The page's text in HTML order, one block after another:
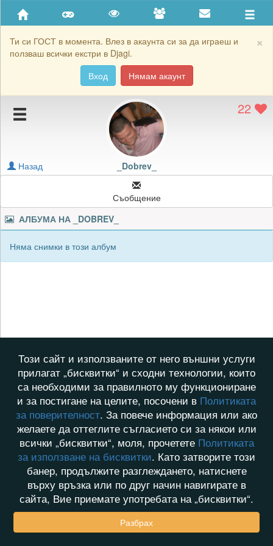
×
Ти си ГОСТ в момента. Влез в акаунта си за да играеш и
ползваш всички екстри в Djagi.
Вход
Нямам акаунт
Приятели
Хронология на игри
Подаръците на _Dobrev_
Картичките на _Dobrev_
Блокирай _Dobrev_
22
_Dobrev_
Назад
Съобщение
АЛБУМА НА
_DOBREV_
Няма снимки в този албум
Този сайт и използваните от него външни услуги
прилагат „бисквитки“ и сходни технологии, които
са необходими за правилното му функциониране
и за постигане на целите, посочени в Политиката
за поверителност. За повече информация или ако
желаете да оттеглите съгласието си за някои или
всички „бисквитки“, моля, прочетете Политиката
за използване на бисквитки. Като затворите този
банер, продължите разглеждането, натиснете
върху връзка или по друг начин навигирате в
сайта, Вие приемате употребата на „бисквитки“.
Разбрах